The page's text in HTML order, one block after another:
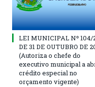
LEI MUNICIPAL Nº 104/
DE 31 DE OUTUBRO DE
(Autoriza o chefe do
executivo municipal a
crédito especial no
orçamento vigente)